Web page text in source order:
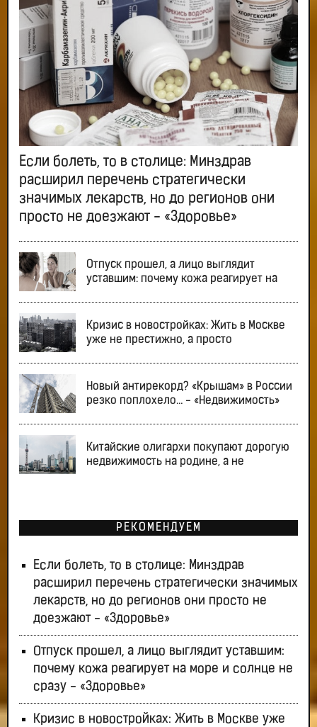
Если болеть, то в столице: Минздрав
расширил перечень стратегически
значимых лекарств, но до регионов они
просто не доезжают - «Здоровье»
Отпуск прошел, а лицо выглядит
уставшим: почему кожа реагирует на
Кризис в новостройках: Жить в Москве
уже не престижно, а просто
Новый антирекорд? «Крышам» в России
резко поплохело… - «Недвижимость»
Китайские олигархи покупают дорогую
недвижимость на родине, а не
РЕКОМЕНДУЕМ
Если болеть, то в столице: Минздрав
расширил перечень стратегически значимых
лекарств, но до регионов они просто не
доезжают - «Здоровье»
Отпуск прошел, а лицо выглядит уставшим:
почему кожа реагирует на море и солнце не
сразу - «Здоровье»
Кризис в новостройках: Жить в Москве уже